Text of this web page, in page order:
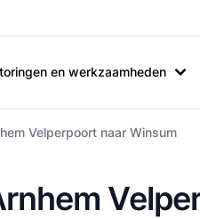
en werkzaamheden
Velperpoort naar Winsum